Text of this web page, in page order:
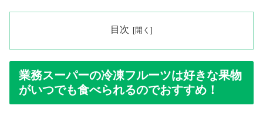
目次
業務スーパーの冷凍フルーツは好きな果物
がいつでも食べられるのでおすすめ！